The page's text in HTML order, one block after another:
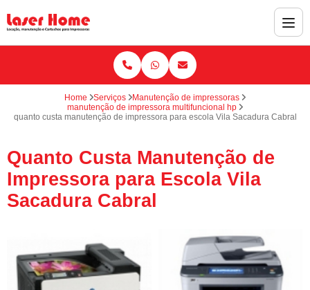
Home Serviços
Manutenção de impressoras
manutenção de impressora multifuncional hp
quanto custa manutenção de impressora para escola Vila Sacadura Cabral
Quanto Custa Manutenção de
Impressora para Escola Vila
Sacadura Cabral